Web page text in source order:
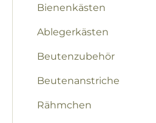
Bienenkästen
Ablegerkästen
Beutenzubehör
Beutenanstriche
Rähmchen